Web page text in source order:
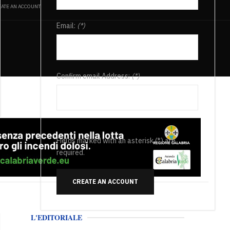
AN ACCOUNT
Email: (*)
Confirm email Address:(*)
Fields marked with an asterisk (*) are
required.
CREATE AN ACCOUNT
L'EDITORIALE